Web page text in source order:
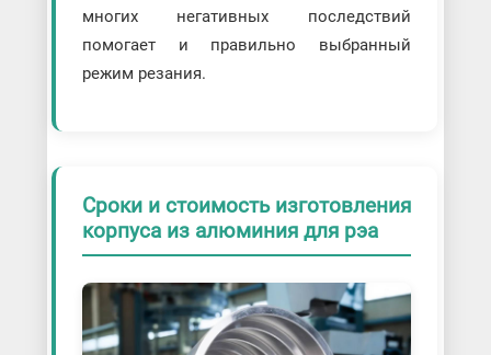
многих негативных последствий
помогает и правильно выбранный
режим резания.
Сроки и стоимость изготовления
корпуса из алюминия для рэа